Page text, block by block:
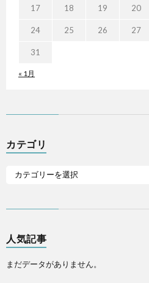
« 1月
17 18 19 20
24 25 26 27
31
カテゴリ
人気記事
まだデータがありません。